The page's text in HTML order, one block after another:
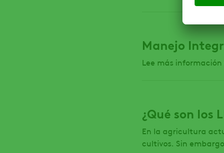
Manejo
Lee más
¿Qué son los
En la agricultura
cultivos. Sin